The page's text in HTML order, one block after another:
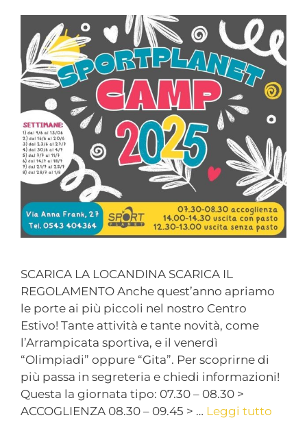
SCARICA LA LOCANDINA SCARICA IL
REGOLAMENTO Anche quest’anno apriamo
le porte ai più piccoli nel nostro Centro
Estivo! Tante attività e tante novità, come
l’Arrampicata sportiva, e il venerdì
“Olimpiadi” oppure “Gita”. Per scoprirne di
più passa in segreteria e chiedi informazioni!
Questa la giornata tipo: 07.30 – 08.30 >
ACCOGLIENZA 08.30 – 09.45 > … Leggi tutto